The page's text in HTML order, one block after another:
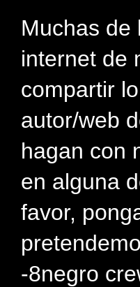
Muchas de
internet de
compartir
autor/web
hagan con
en alguna
favor,
-8negro